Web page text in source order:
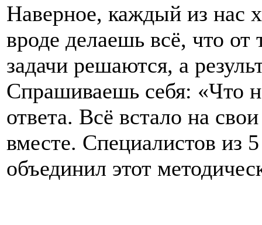
Наверное, каждый из нас
вроде делаешь всё, что от
задачи решаются, а
Спрашиваешь себя: «Что
ответа. Всё встало на
вместе. Специалистов из
объединил этот